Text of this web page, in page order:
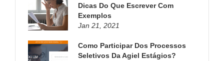
Dicas Do Que Escrever Com
Exemplos
Jan 21, 2021
Como Participar Dos Processos
Seletivos Da Agiel Estágios?